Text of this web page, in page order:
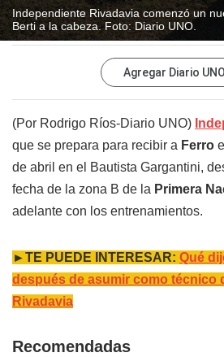
Independiente Rivadavia comenzó un
Berti a la cabeza. Foto: Diario UNO.
Agregar Diario
(Por Rodrigo Ríos-Diario UNO)
que se prepara para recibir a Ferro
de abril en el Bautista Gargantini,
fecha de la zona B de la Primera
adelante con los entrenamientos.
►TE PUEDE INTERESAR: Qué
después de asumir como técnico
Rivadavia
Recomendadas